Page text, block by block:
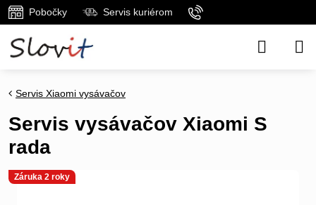
Pobočky Servis kuriérom
Záruka 2 roky
Servis Xiaomi vysávačov
Servis vysávačov Xiaomi S
rada